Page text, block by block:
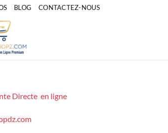
BLOG CONTACTEZ-NOUS
Directe en ligne